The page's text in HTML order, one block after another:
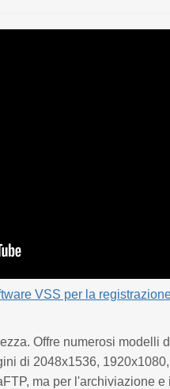
VSS per la
Offre numerosi modelli
di 2048x1536,
ma per l'archiviazione